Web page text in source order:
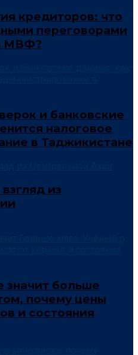
кредиторов: что
переговорами
МВФ?
и банковские
налоговое
в Таджикистане
из
значит больше
почему цены
и состояния